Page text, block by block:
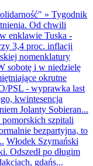
» Tygodnik
Od chwili
enklawie Tuska -
3,4 proc. inflacji
nomenklatury
sobotę i w niedzielę
okrutne
PSL - wyprawka last
kwintesencja
Jolanty Sobieran...
szpitali
bezpartyjna, to
Włodek Szymański
Odszedł po długim
gdańs...